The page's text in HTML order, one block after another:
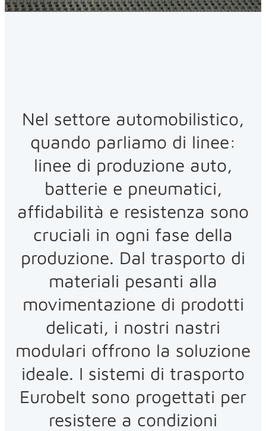
Nel settore automobilistico,
quando parliamo di linee:
linee di produzione auto,
batterie e pneumatici,
affidabilità e resistenza sono
cruciali in ogni fase della
produzione. Dal trasporto di
materiali pesanti alla
movimentazione di prodotti
delicati, i nostri nastri
modulari offrono la soluzione
ideale. I sistemi di trasporto
Eurobelt sono progettati per
resistere a condizioni